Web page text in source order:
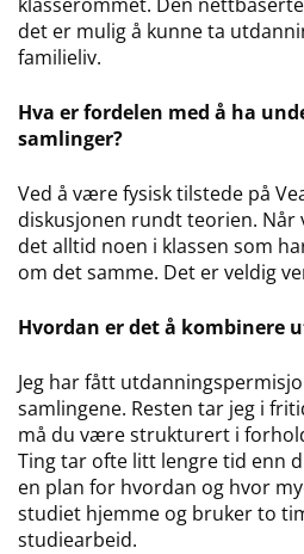
det er mulig å kunne ta
familieliv.
Hva er fordelen med å ha
samlinger?
Ved å være fysisk tilstede på
diskusjonen rundt teorien.
det alltid noen i klassen som
om det samme. Det er veldig
Hvordan er det å kombinere
Jeg har fått
samlingene. Resten tar jeg i
må du være strukturert i
Ting tar ofte litt lengre tid enn
en plan for hvordan og hvor
studiet hjemme og bruker to
studiearbeid.